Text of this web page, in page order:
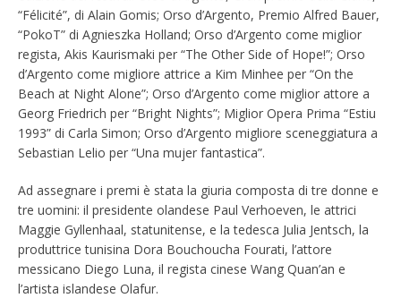
“Félicité”, di Alain Gomis; Orso d’Argento, Premio Alfred Bauer,
“PokoT” di Agnieszka Holland; Orso d’Argento come miglior
regista, Akis Kaurismaki per “The Other Side of Hope!”; Orso
d’Argento come migliore attrice a Kim Minhee per “On the
Beach at Night Alone”; Orso d’Argento come miglior attore a
Georg Friedrich per “Bright Nights”; Miglior Opera Prima “Estiu
1993” di Carla Simon; Orso d’Argento migliore sceneggiatura a
Sebastian Lelio per “Una mujer fantastica”.
Ad assegnare i premi è stata la giuria composta di tre donne e
tre uomini: il presidente olandese Paul Verhoeven, le attrici
Maggie Gyllenhaal, statunitense, e la tedesca Julia Jentsch, la
produttrice tunisina Dora Bouchoucha Fourati, l’attore
messicano Diego Luna, il regista cinese Wang Quan’an e
l’artista islandese Olafur.